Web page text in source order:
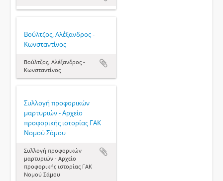
Βούλτζος, Αλέξανδρος -
Κωνσταντίνος
Βούλτζος, Αλέξανδρος -
Κωνσταντίνος
Συλλογή προφορικών
μαρτυριών - Αρχείο
προφορικής ιστορίας ΓΑΚ
Νομού Σάμου
Συλλογή προφορικών
μαρτυριών - Αρχείο
προφορικής ιστορίας ΓΑΚ
Νομού Σάμου